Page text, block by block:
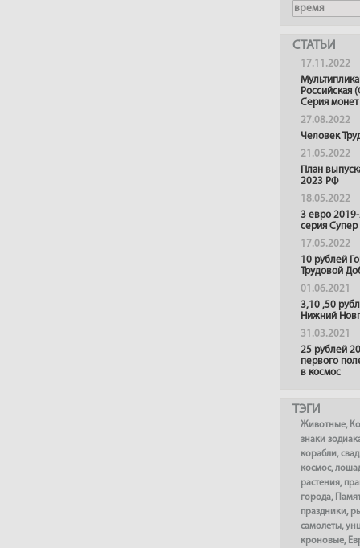
СТАТЬИ
17.11.2022
Российская
Серия монет
27.08.2022
Человек
21.05.2022
План
2023 РФ
18.05.2022
3 евро
серия
17.05.2022
10 рублей
Трудовой
01.06.2021
3,10 ,50
Нижний
31.03.2021
25 рублей
первого
в космос
ТЭГИ
Животные,
знаки
корабли,
космос,
растения,
города,
праздники,
самолеты,
кроновые,